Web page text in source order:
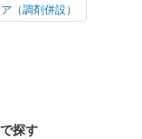
（調剤併設）
探す